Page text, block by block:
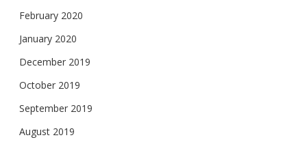
February 2020
January 2020
December 2019
October 2019
September 2019
August 2019